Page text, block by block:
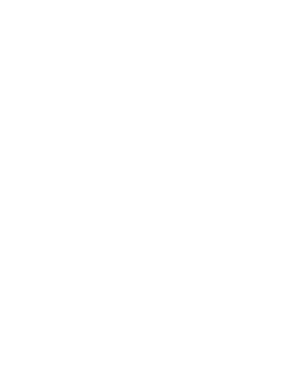
für die Mitarbeiterinnen und Mitarbeiter sowie
Jahren für KLEUSBERG tätig sind, setzen selbst